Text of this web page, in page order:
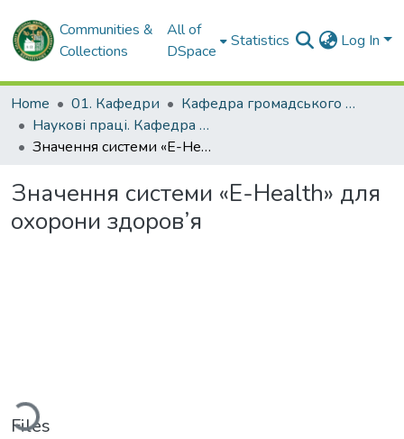
Communities &
Collections
All of
DSpace
Statistics Log In
Home 01. Кафедри
Кафедра громадського здоров'я та управління охороною здоров'я
Наукові праці. Кафедра громадського здоров'я та управління охороною здоров'я
Значення системи «E-Health» для охорони здоров’я
Значення системи «E-Health» для
охорони здоров’я
Files